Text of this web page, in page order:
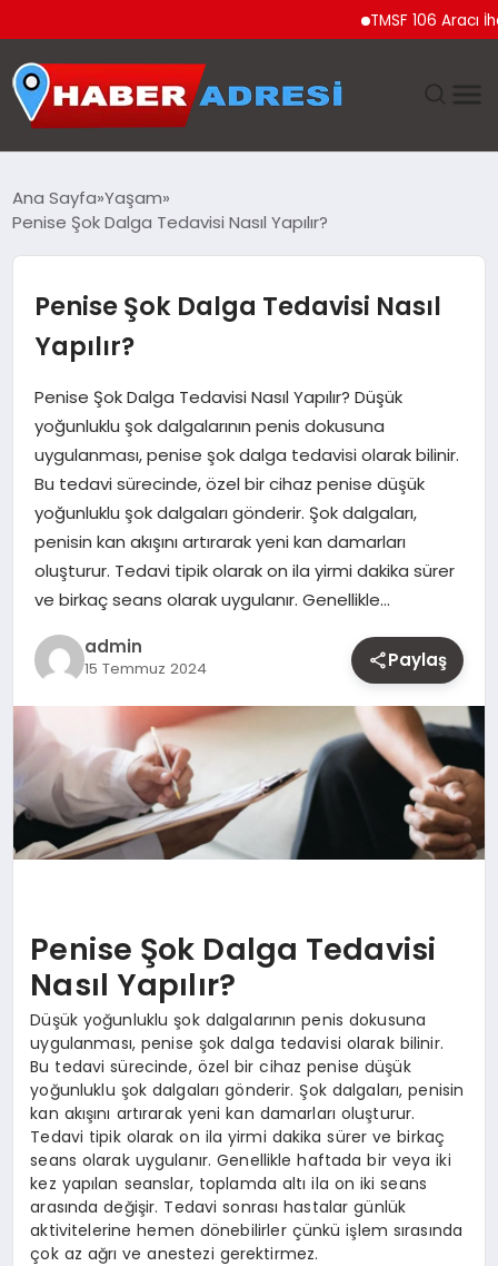
TMSF 106 Aracı İhale
GÜNDEM
SPOR
EKONOMI
TEKNOLOJI
EĞITIM
MAGAZIN
YAŞAM
OTOMOBIL
Ana Sayfa Yaşam
Penise Şok Dalga Tedavisi Nasıl Yapılır?
Penise Şok Dalga Tedavisi Nasıl
Yapılır?
Penise Şok Dalga Tedavisi Nasıl Yapılır? Düşük
yoğunluklu şok dalgalarının penis dokusuna
uygulanması, penise şok dalga tedavisi olarak bilinir.
Bu tedavi sürecinde, özel bir cihaz penise düşük
yoğunluklu şok dalgaları gönderir. Şok dalgaları,
penisin kan akışını artırarak yeni kan damarları
oluşturur. Tedavi tipik olarak on ila yirmi dakika sürer
ve birkaç seans olarak uygulanır. Genellikle…
admin
15 Temmuz 2024 Paylaş
Penise Şok Dalga Tedavisi
Nasıl Yapılır?
Düşük yoğunluklu şok dalgalarının penis dokusuna
uygulanması, penise şok dalga tedavisi olarak bilinir.
Bu tedavi sürecinde, özel bir cihaz penise düşük
yoğunluklu şok dalgaları gönderir. Şok dalgaları, penisin
kan akışını artırarak yeni kan damarları oluşturur.
Tedavi tipik olarak on ila yirmi dakika sürer ve birkaç
seans olarak uygulanır. Genellikle haftada bir veya iki
kez yapılan seanslar, toplamda altı ila on iki seans
arasında değişir. Tedavi sonrası hastalar günlük
aktivitelerine hemen dönebilirler çünkü işlem sırasında
çok az ağrı ve anestezi gerektirmez.